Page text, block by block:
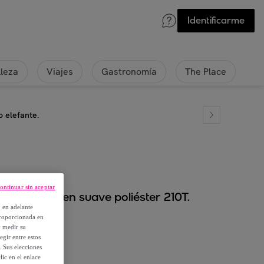
Identificarme
Viajes Gastronomía The Place
elefante.
niño, en suave poliéster 210T.
adelante
en
medir su
entre estos
elecciones
en el enlace
sin aceptar